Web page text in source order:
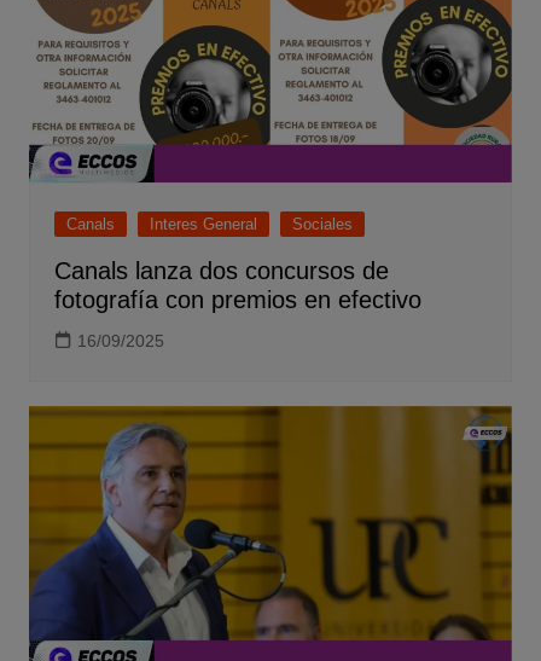
Canals Interes General Sociales
Canals lanza dos concursos de
fotografía con premios en efectivo
16/09/2025